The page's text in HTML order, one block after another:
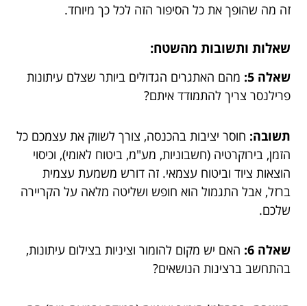
זה מה שהופך את כל הסיפור הזה לכל כך מיוחד.
שאלות ותשובות מהשטח:
שאלה 5:
מהם האתגרים הגדולים ביותר שצלם עיתונות
פרילנסר צריך להתמודד איתם?
תשובה: חוסר יציבות בהכנסה, צורך לשווק את עצמכם כל
הזמן, בירוקרטיה (חשבוניות, מע"מ, ביטוח לאומי), וכיסוי
הוצאות ציוד וביטוח עצמאי. זה דורש משמעת עצמית
ברזל, אבל התגמול הוא חופש ושליטה מלאה על הקריירה
שלכם.
שאלה 6:
האם יש מקום להומור וציניות בצילום עיתונות,
בהתחשב ברצינות הנושאים?